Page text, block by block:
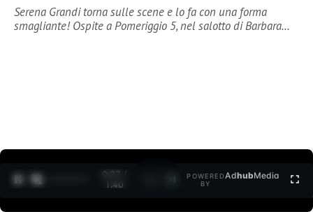
Serena Grandi torna sulle scene e lo fa con una forma
smagliante! Ospite a Pomeriggio 5, nel salotto di Barbara…
0:27 /
1:40
POWERED
BY
AdhubMedia